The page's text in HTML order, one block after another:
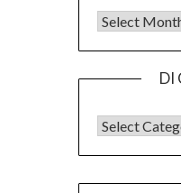
Tutto quello
DI
DI COSA HO